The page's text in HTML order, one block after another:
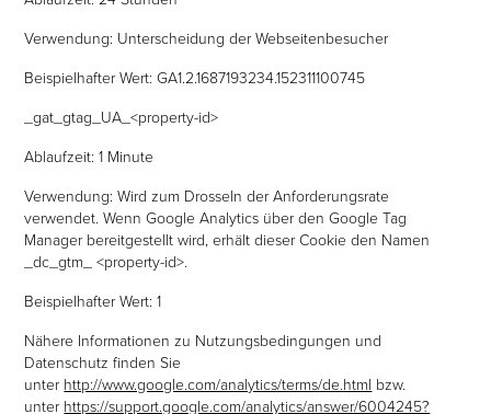
Verwendung: Unterscheidung der Webseitenbesucher
Beispielhafter Wert: GA1.2.1687193234.152311100745
_gat_gtag_UA_<property-id>
Ablaufzeit: 1 Minute
Verwendung: Wird zum Drosseln der Anforderungsrate
verwendet. Wenn Google Analytics über den Google Tag
Manager bereitgestellt wird, erhält dieser Cookie den Namen
_dc_gtm_ <property-id>.
Beispielhafter Wert: 1
Nähere Informationen zu Nutzungsbedingungen und
Datenschutz finden Sie
unter http://www.google.com/analytics/terms/de.html bzw.
unter https://support.google.com/analytics/answer/6004245?